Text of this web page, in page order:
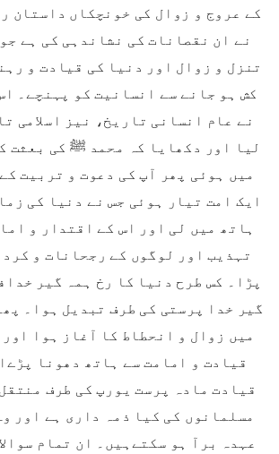
کے عروج و زوال کی خونچکاں داستان
نے ان نقصانات کی نشاندہی کی ہے
تنزل و زوال اور دنیا کی قیادت و
کش ہو جانے سے انسانیت کو پہنچے۔
نے عام انسانی تاریخ، نیز اسلامی
لیا اور دکھایا کہ محمد ﷺ کی بعثت
میں ہوئی پھر آپ کی دعوت و تربیت
ایک امت تیار ہوئی جس نے دنیا کی
ہاتھ میں لی اور اس کے اقتدار و
تہذیب اور لوگوں کے رجحانات و
پڑا۔ کس طرح دنیا کا رخ ہمہ گیر
گیر خدا پرستی کی طرف تبدیل ہوا۔
میں زوال و انحطاط کا آغاز ہوا
قیادت و امامت سے ہاتھ دھونا
قیادت مادہ پرست یورپ کی طرف
مسلمانوں کی کیا ذمہ داری ہے اور
عہدہ برآ ہو سکتےہیں۔ ان تمام